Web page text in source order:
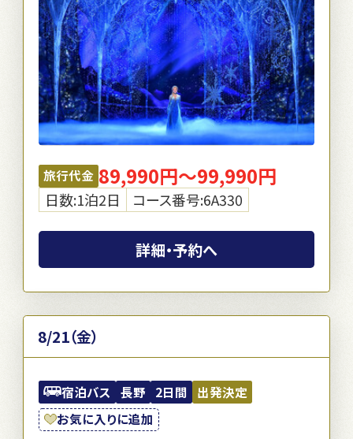
旅行代金 89,990円～99,990円
日数:1泊2日 コース番号:6A330
詳細・予約へ
8/21（金）
宿泊バス 長野 2日間
出発決定
お気に入りに追加